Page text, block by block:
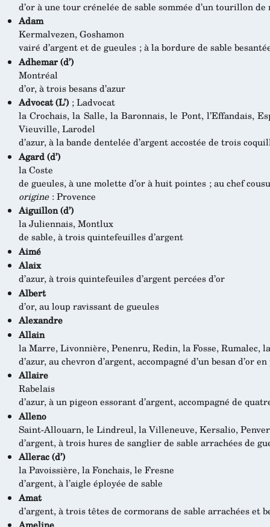
d’or à une tour crénelée de sable sommée d’un tourillon de
Adam
Kermalvezen, Goshamon
vairé d’argent et de gueules ; à la bordure de sable
Adhemar (d’)
Montréal
d’or, à trois besans d’azur
Advocat (L’); Ladvocat
la Crochais, la Salle, la Baronnais, le Pont, l’Effandais,
Vieuville, Larodel
d’azur, à la bande dentelée d’argent accostée de trois
Agard (d’)
la Coste
de gueules, à une molette d’or à huit pointes ; au chef
origine: Provence
Aiguillon (d’)
la Juliennais, Montlux
de sable, à trois quintefeuilles d’argent
Aimé
Alaix
d’azur, à trois quintefeuiles d’argent percées d’or
Albert
d’or, au loup ravissant de gueules
Alexandre
Allain
la Marre, Livonnière, Penenru, Redin, la Fosse, Rumalec,
d’azur, au chevron d’argent, accompagné d’un besan d’or
Allaire
Rabelais
d’azur, à un pigeon essorant d’argent, accompagné de
Alleno
Saint-Allouarn, le Lindreul, la Villeneuve, Kersalio,
d’argent, à trois hures de sanglier de sable arrachées de
Allerac (d’)
la Pavoissière, la Fonchais, le Fresne
d’argent, à l’aigle éployée de sable
Amat
d’argent, à trois têtes de cormorans de sable arrachées et